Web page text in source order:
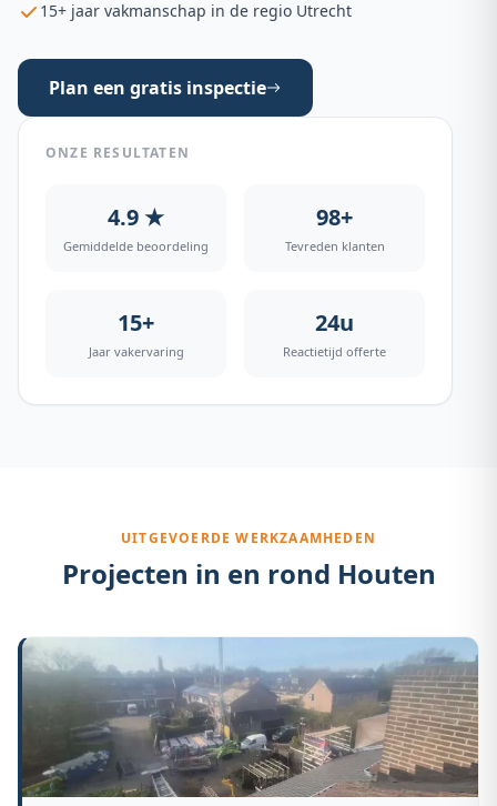
15+ jaar vakmanschap in de regio Utrecht
Plan een gratis inspectie
ONZE RESULTATEN
4.9 ★
Gemiddelde beoordeling
98+
Tevreden klanten
15+
Jaar vakervaring
24u
Reactietijd offerte
UITGEVOERDE WERKZAAMHEDEN
Projecten in en rond Houten